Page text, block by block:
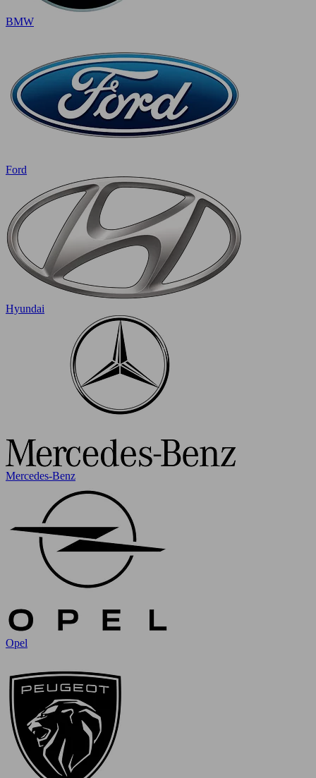
BMW
Ford
Hyundai
Mercedes-Benz
Opel